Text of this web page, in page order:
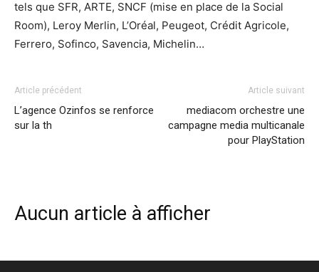
tels que SFR, ARTE, SNCF (mise en place de la Social
Room), Leroy Merlin, L’Oréal, Peugeot, Crédit Agricole,
Ferrero, Sofinco, Savencia, Michelin…
Article précédent
L’agence Ozinfos se renforce
sur la th
Article suivant
mediacom orchestre une
campagne media multicanale
pour PlayStation
Aucun article à afficher